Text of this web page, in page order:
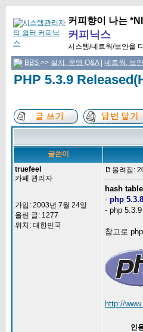
커피향이 나는
커피닉스
시스템/네트웍/보안을
BBS >> 설치, 운영 Q&A| 네트웍, 보
PHP 5.3.9
글쓴이
truefeel
카페 관리자
가입: 2003년 7월 24일
올린 글: 1277
위치: 대한민국
올려짐:
hash
- php
- php
참고로
http://
인